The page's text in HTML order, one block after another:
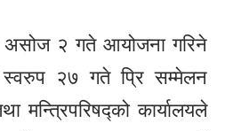
२ गते आयोजना गरिने
स्वरुप २७ गते प्रि सम्मेलन
मन्त्रिपरिषद्को कार्यालयले